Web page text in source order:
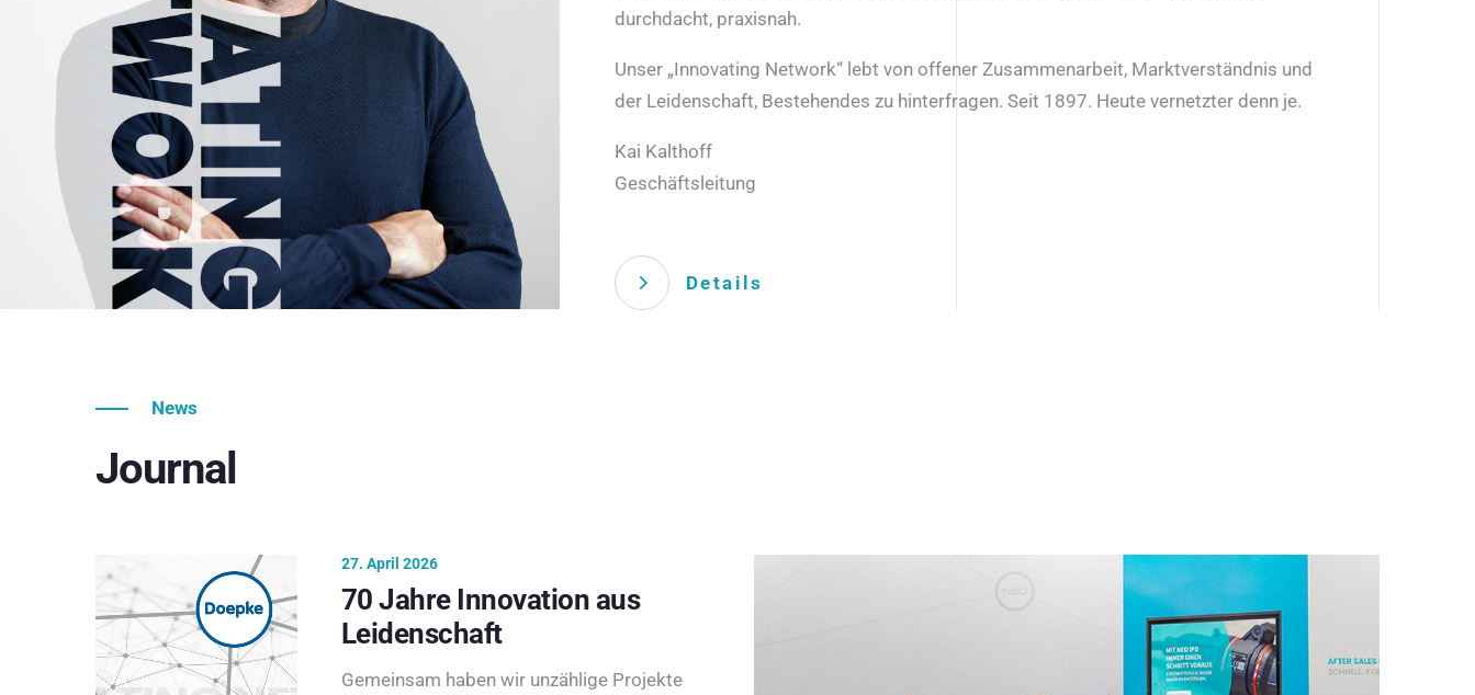
durchdacht, praxisnah.
Unser „Innovating Network“ lebt von offener Zusammenarbeit, Marktverständnis und
der Leidenschaft, Bestehendes zu hinterfragen. Seit 1897. Heute vernetzter denn je.
Kai Kalthoff
Geschäftsleitung
Details
News
Journal
27. April 2026
70 Jahre Innovation aus
Leidenschaft
Gemeinsam haben wir unzählige Projekte